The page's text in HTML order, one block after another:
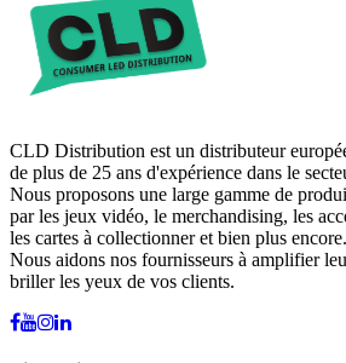
CLD Distribution est un distributeur
de plus de 25 ans d'expérience dans le
Nous proposons une large gamme de
par les jeux vidéo, le merchandising, les
les cartes à collectionner et bien plus encore.
Nous aidons nos fournisseurs à amplifier
briller les yeux de vos clients.